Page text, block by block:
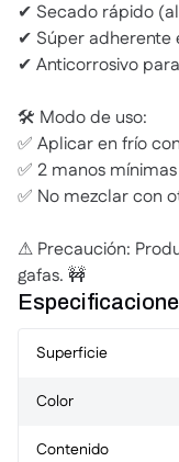
✔ Secado rápido
✔ Súper adherente
✔ Anticorrosivo
🛠 Modo de uso:
✅ Aplicar en frío
✅ 2 manos
✅ No mezclar con
⚠ Precaución:
gafas. 🚧
Superficie
Color
Contenido